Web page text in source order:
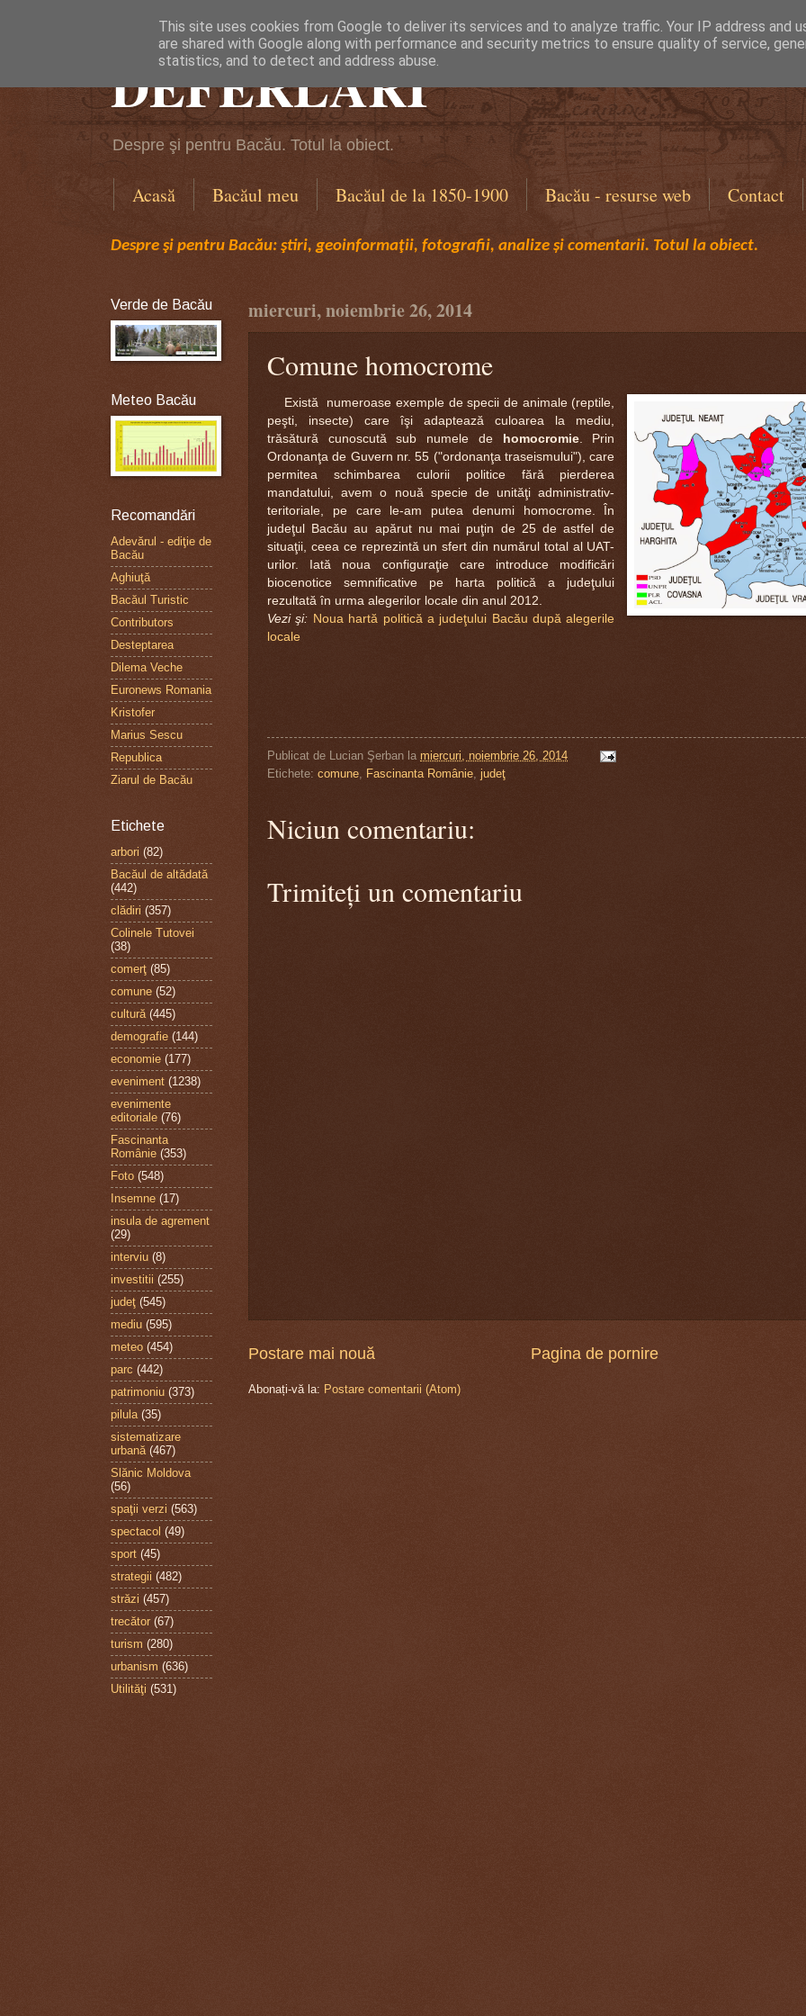
DEFERLĂRI
Despre şi pentru Bacău. Totul la obiect.
Acasă Bacăul meu Bacăul de la 1850-1900 Bacău - resurse web Contact
Despre şi pentru Bacău: ştiri, geoinformaţii, fotografii, analize și comentarii. Totul la obiect.
miercuri, noiembrie 26, 2014
Comune homocrome
Există numeroase exemple de specii de animale (reptile,
peşti, insecte) care îşi adaptează culoarea la mediu,
trăsătură cunoscută sub numele de
homocromie. Prin
Ordonanţa de Guvern nr. 55 ("ordonanţa traseismului"), care
permitea schimbarea culorii politice fără pierderea
mandatului, avem o nouă specie de unităţi administrativ-
teritoriale, pe care le-am putea denumi homocrome. În
judeţul Bacău au apărut nu mai puţin de 25 de astfel de
situaţii, ceea ce reprezintă un sfert din numărul total al UAT-
urilor. Iată noua configuraţie care introduce modificări
biocenotice semnificative pe harta politică a judeţului
rezultată în urma alegerilor locale din anul 2012.
Vezi şi: Noua hartă politică a judeţului Bacău după alegerile
locale
Publicat de Lucian Şerban la miercuri, noiembrie 26, 2014
Etichete: comune Fascinanta Românie judeţ
Niciun comentariu:
Trimiteți un comentariu
Postare mai nouă Pagina de pornire
Abonați-vă la: Postare comentarii (Atom)
Verde de Bacău
Meteo Bacău
Recomandări
Adevărul - ediţie de
Bacău
Aghiuţă
Bacăul Turistic
Contributors
Desteptarea
Dilema Veche
Euronews Romania
Kristofer
Marius Sescu
Republica
Ziarul de Bacău
Etichete
arbori (82)
Bacăul de altădată
(442)
clădiri (357)
Colinele Tutovei
(38)
comerţ (85)
comune (52)
cultură (445)
demografie (144)
economie (177)
eveniment (1238)
evenimente
editoriale (76)
Fascinanta
Românie (353)
Foto (548)
Insemne (17)
insula de agrement
(29)
interviu (8)
investitii (255)
judeţ (545)
mediu (595)
meteo (454)
parc (442)
patrimoniu (373)
pilula (35)
sistematizare
urbană (467)
Slănic Moldova
(56)
spaţii verzi (563)
spectacol (49)
sport (45)
strategii (482)
străzi (457)
trecător (67)
turism (280)
urbanism (636)
Utilităţi (531)
This site uses cookies from Google to deliver its services and to analyze traffic. Your IP address and
are shared with Google along with performance and security metrics to ensure quality of service,
statistics, and to detect and address abuse.